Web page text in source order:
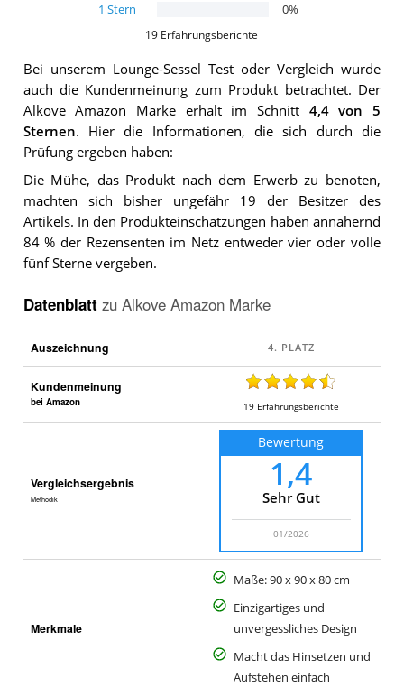
1 Stern 0%
19 Erfahrungsberichte
Bei unserem Lounge-Sessel
Test oder Vergleich wurde
auch die Kundenmeinung zum Produkt betrachtet. Der
Alkove Amazon Markeerhält im Schnitt 4,4von 5
Sternen. Hier die Informationen, die sich durch die
Prüfung ergeben haben:
Die Mühe, das Produkt nach dem Erwerb zu benoten,
machten sich bisher ungefähr 19 der Besitzer des
Artikels. In den Produkteinschätzungen haben annähernd
84 % der Rezensenten im Netz entweder vier oder volle
fünf Sterne vergeben.
Datenblatt zu Alkove Amazon Marke
Auszeichnung
Kundenmeinung
bei Amazon 19 Erfahrungsberichte
Vergleichsergebnis
Methodik
Bewertung
1,4
Sehr Gut
01/2026
Merkmale
Maße: 90 x 90 x 80 cm
Einzigartiges und
unvergessliches Design
Macht das Hinsetzen und
Aufstehen einfach